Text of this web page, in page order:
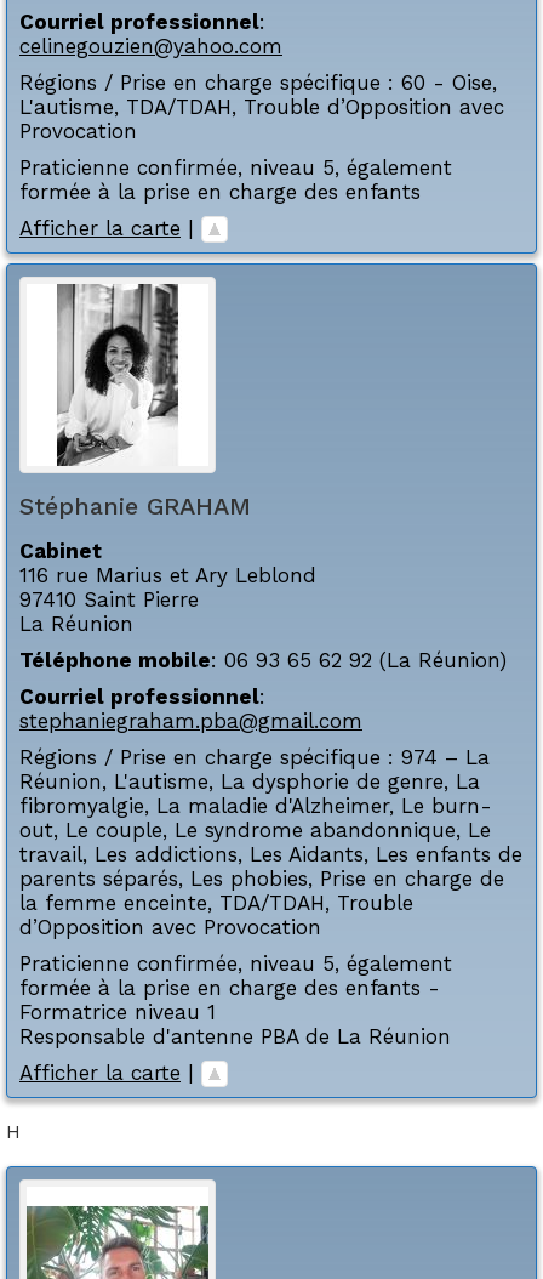
Courriel professionnel:
celinegouzien@yahoo.com
Régions / Prise en charge spécifique : 60 - Oise,
L'autisme, TDA/TDAH, Trouble d’Opposition avec
Provocation
Praticienne confirmée, niveau 5, également
formée à la prise en charge des enfants
Afficher la carte
Stéphanie GRAHAM
Cabinet
116 rue Marius et Ary Leblond
97410 Saint Pierre
La Réunion
Téléphone mobile: 06 93 65 62 92 (La Réunion)
Courriel professionnel:
stephaniegraham.pba@gmail.com
Régions / Prise en charge spécifique : 974 – La
Réunion, L'autisme, La dysphorie de genre, La
fibromyalgie, La maladie d'Alzheimer, Le burn-
out, Le couple, Le syndrome abandonnique, Le
travail, Les addictions, Les Aidants, Les enfants de
parents séparés, Les phobies, Prise en charge de
la femme enceinte, TDA/TDAH, Trouble
d’Opposition avec Provocation
Praticienne confirmée, niveau 5, également
formée à la prise en charge des enfants -
Formatrice niveau 1
Responsable d'antenne PBA de La Réunion
Afficher la carte
H